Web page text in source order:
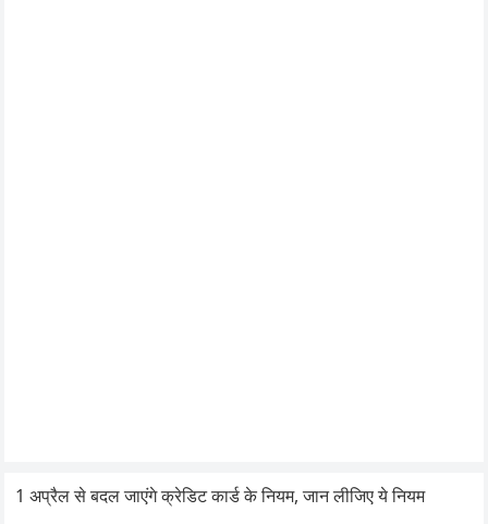
1 अप्रैल से बदल जाएंगे क्रेडिट कार्ड के नियम, जान लीजिए ये नियम